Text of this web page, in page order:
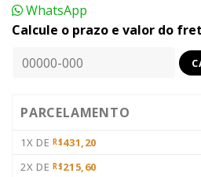
WhatsApp
Calcule o prazo e valor do
PARCELAMENTO
1X DE R$431,20
2X DE R$215,60